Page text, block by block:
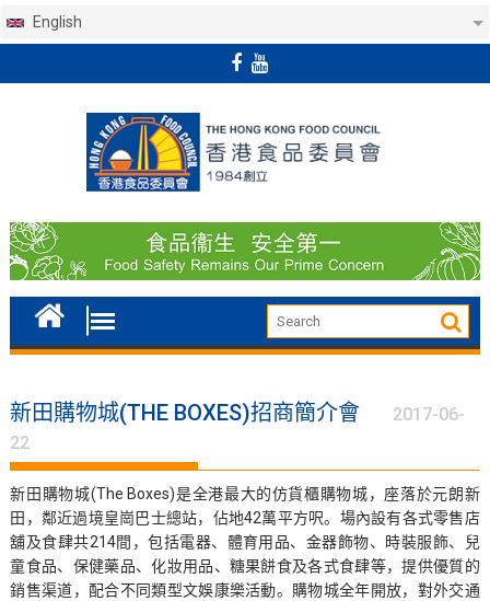
English
新田購物城(THE BOXES)招商簡介會
2017-06-
22
新田購物城(The Boxes)是全港最大的仿貨櫃購物城，座落於元朗新
田，鄰近過境皇崗巴士總站，佔地42萬平方呎。場內設有各式零售店
舖及食肆共214間，包括電器、體育用品、金器飾物、時裝服飾、兒
童食品、保健藥品、化妝用品、糖果餅食及各式食肆等，提供優質的
銷售渠道，配合不同類型文娛康樂活動。購物城全年開放，對外交通